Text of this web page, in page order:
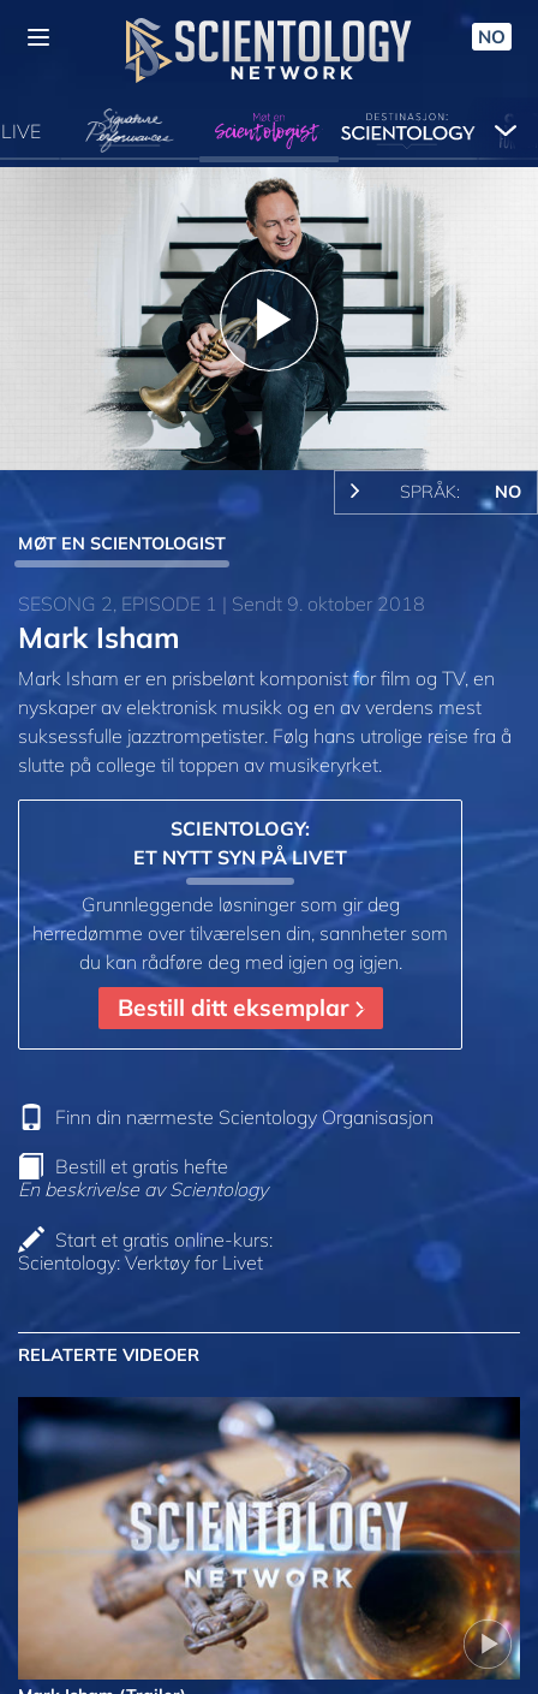
NO
LIVE
Play
Video
SPRÅK: NO
MØT EN SCIENTOLOGIST
SESONG 2, EPISODE 1 | Sendt 9. oktober 2018
Mark Isham
Mark Isham er en prisbelønt komponist for film og TV, en
nyskaper av elektronisk musikk og en av verdens mest
suksessfulle jazztrompetister. Følg hans utrolige reise fra å
slutte på college til toppen av musikeryrket.
SCIENTOLOGY:
ET NYTT SYN PÅ LIVET
Grunnleggende løsninger som gir deg
herredømme over tilværelsen din, sannheter som
du kan rådføre deg med igjen og igjen.
Bestill ditt eksemplar
Finn din nærmeste Scientology Organisasjon
Bestill et gratis hefte
En beskrivelse av Scientology
Start et gratis online-kurs:
Scientology: Verktøy for Livet
RELATERTE VIDEOER